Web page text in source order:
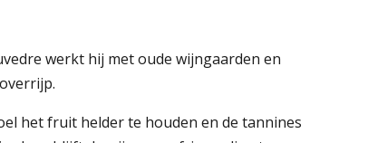
werkt hij met oude wijngaarden en
het fruit helder te houden en de tannines